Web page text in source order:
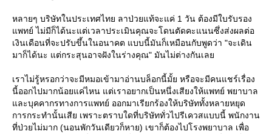
หลายๆ บริษัทในประเทศไทย ลาป่วยแท้จะแค่ 1 วัน ต้องมีใบรับรอง
พทย์ ไม่มีก็ได้นะแต่เวลาประเมินคุณจะโดนตัดคะแนนซึ่งส่งผลต่อ
เงินเดือนที่จะปรับขึ้นในอนาคต แบบนี้มันก็เหมือนกับพูดว่า "จะเดิน
มาก็ได้นะ แต่กระสุนอาจฝังในร่างคุณ" มันไม่ต่างกันเล
เราไม่รู้หรอกว่าจะมีหมอเข้ามาอ่านบล็อกนี้มั้ย หรือจะมีคนแชร์เรื่อง
นี้ออกไปมากน้อยแค่ไหน แต่เราอยากเป็นหนึ่งเสียงให้แพทย์ พยาบาล
ละบุคคากรทางการแพทย์ ออกมาเรียกร้องให้บริษัททั้งหลายหยุด
การกระทำนั้นเสีย เพราะตราบใดที่บริษัททั่วไปรีเควสแบบนี้ พนักงาน
ที่ป่วยไม่มาก (นอนพักวันเดียวก็หาย) เขาก็ต้องไปโรงพยาบาล เพื่อ